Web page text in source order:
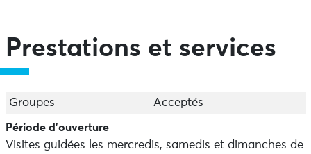
canons pris à l'abordage en Crimée, ou encore l'histoire
. Balade guidée autour du Château de Kerveatoux pour
les enfants et famille : en breton ou en français
Prestations et services
Groupes Acceptés
Période d'ouverture
Visites guidées les mercredis, samedis et dimanches de